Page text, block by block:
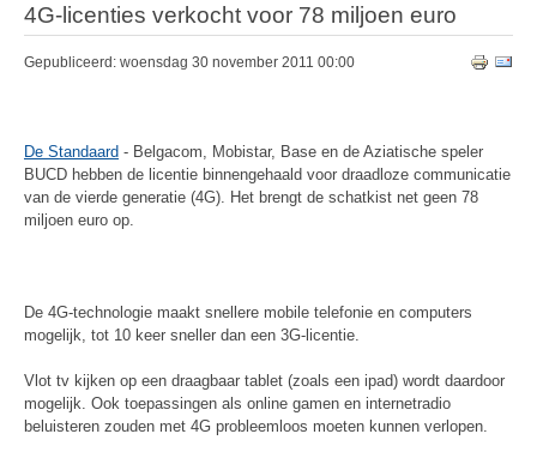
4G-licenties verkocht voor 78 miljoen euro
Gepubliceerd: woensdag 30 november 2011 00:00
De Standaard - Belgacom, Mobistar, Base en de Aziatische speler
BUCD hebben de licentie binnengehaald voor draadloze communicatie
van de vierde generatie (4G). Het brengt de schatkist net geen 78
miljoen euro op.
De 4G-technologie maakt snellere mobile telefonie en computers
mogelijk, tot 10 keer sneller dan een 3G-licentie.
Vlot tv kijken op een draagbaar tablet (zoals een ipad) wordt daardoor
mogelijk. Ook toepassingen als online gamen en internetradio
beluisteren zouden met 4G probleemloos moeten kunnen verlopen.